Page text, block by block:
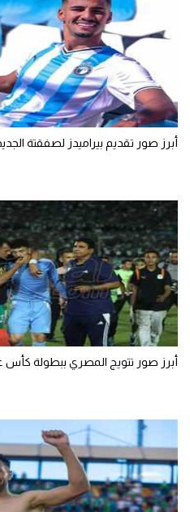
أبرز صور تقديم بيراميدز لصفقتة
أبرز صور تتويج المصري ببطولة كأس